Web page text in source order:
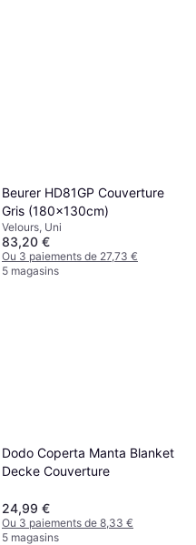
Beurer HD81GP Couverture
Gris (180x130cm)
Velours, Uni
83,20 €
Ou 3 paiements de 27,73 €
5 magasins
Dodo Coperta Manta Blanket
Decke Couverture
24,99 €
Ou 3 paiements de 8,33 €
5 magasins